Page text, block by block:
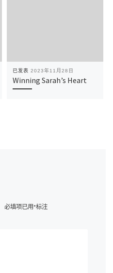
已发表 2023年11月28日
Winning Sarah’s Heart
必填项已用*标注